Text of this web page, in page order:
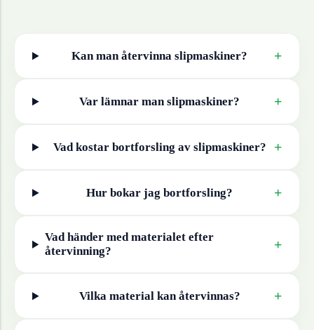
Kan man återvinna slipmaskiner? +
Var lämnar man slipmaskiner? +
Vad kostar bortforsling av slipmaskiner? +
Hur bokar jag bortforsling? +
Vad händer med materialet efter
återvinning?
+
Vilka material kan återvinnas? +